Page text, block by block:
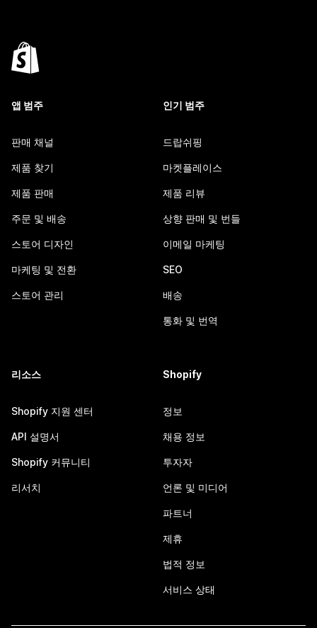
앱 범주
판매 채널
제품 찾기
제품 판매
주문 및 배송
스토어 디자인
마케팅 및 전환
스토어 관리
인기 범주
드랍쉬핑
마켓플레이스
제품 리뷰
상향 판매 및 번들
이메일 마케팅
SEO
배송
통화 및 번역
리소스
Shopify 지원 센터
API 설명서
Shopify 커뮤니티
리서치
Shopify
정보
채용 정보
투자자
언론 및 미디어
파트너
제휴
법적 정보
서비스 상태